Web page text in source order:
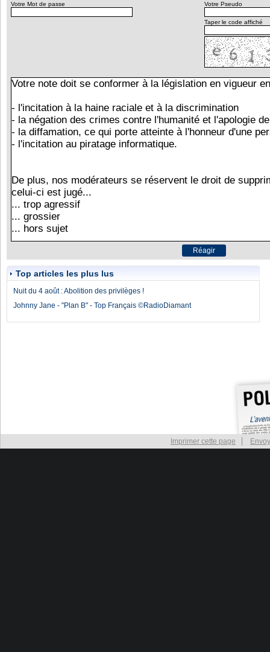
Votre Mot de passe Votre Pseudo
Taper le code affiché
Top articles les plus lus
Nuit du 4 août : Abolition des privilèges !
Johnny Jane - "Plan B" - Top Français ©RadioDiamant
Imprimer cette page